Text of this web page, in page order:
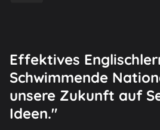
Effektives
Schwimmende
unsere Zukunft auf
Ideen."